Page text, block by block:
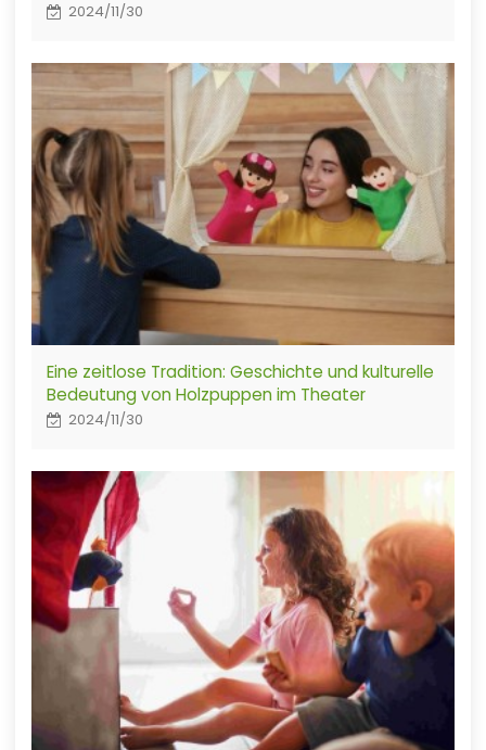
2024/11/30
Eine zeitlose Tradition: Geschichte und kulturelle
Bedeutung von Holzpuppen im Theater
2024/11/30